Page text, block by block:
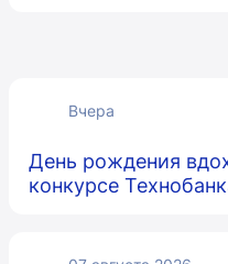
Вчера
День рождения
конкурсе